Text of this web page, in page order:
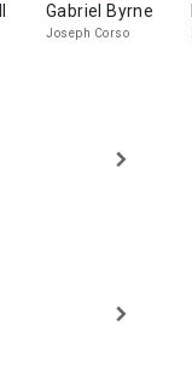
Gabriel Byrne
Joseph Corso